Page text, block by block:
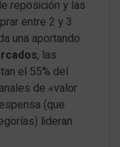
reposición y las
entre 2 y 3
una aportando
, las
el 55% del
de «valor
(que
lideran